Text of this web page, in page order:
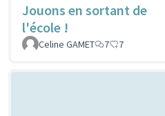
Jouons en sortant de
l'école !
Celine GAMET
7 7